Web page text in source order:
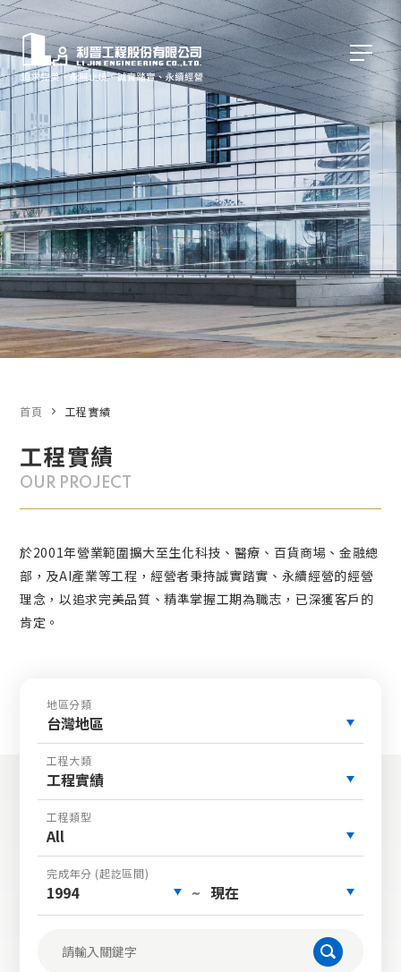
工程實績
OUR PROJECT
於2001年營業範圍擴大至生化科技、醫療、百貨商場、金融總
部，及AI產業等工程，經營者秉持誠實踏實、永續經營的經營
理念，以追求完美品質、精準掌握工期為職志，已深獲客戶的
肯定。
首頁 工程實績
地區分類
台灣地區
工程大類
工程實績
工程類型
All
完成年分 (起訖區間)
1994 ~ 現在